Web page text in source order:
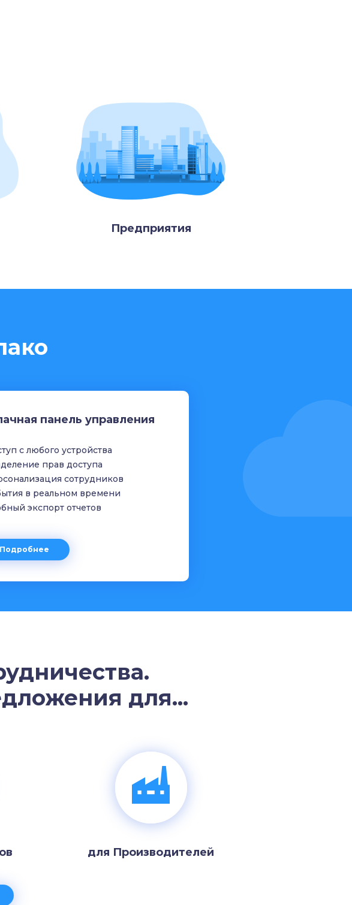
Предприятия
панель управления
с любого устройства
прав доступа
сотрудников
в реальном времени
экспорт отчетов
Подробнее
для...
для Производителей